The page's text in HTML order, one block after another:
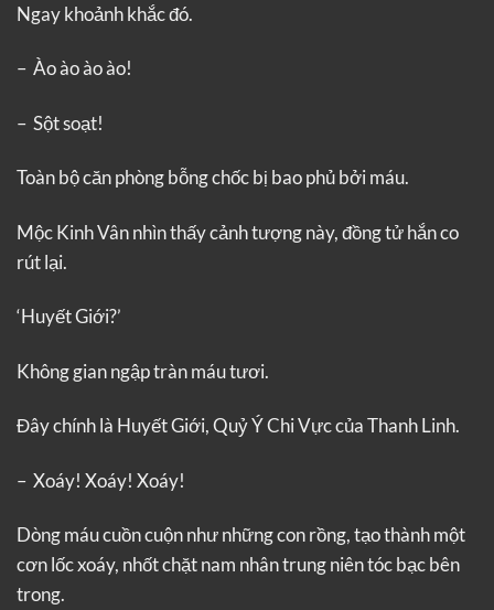
Ngay khoảnh khắc đó.
– Ào ào ào ào!
– Sột soạt!
Toàn bộ căn phòng bỗng chốc bị bao phủ bởi máu.
Mộc Kinh Vân nhìn thấy cảnh tượng này, đồng tử hắn co
rút lại.
‘Huyết Giới?’
Không gian ngập tràn máu tươi.
Đây chính là Huyết Giới, Quỷ Ý Chi Vực của Thanh Linh.
– Xoáy! Xoáy! Xoáy!
Dòng máu cuồn cuộn như những con rồng, tạo thành một
cơn lốc xoáy, nhốt chặt nam nhân trung niên tóc bạc bên
trong.